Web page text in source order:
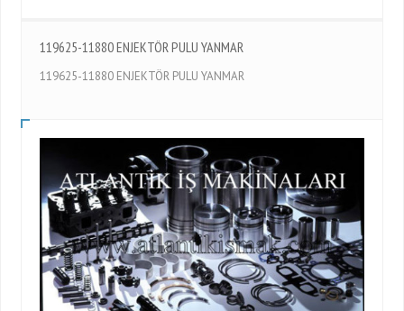
119625-11880 ENJEKTÖR PULU YANMAR
119625-11880 ENJEKTÖR PULU YANMAR